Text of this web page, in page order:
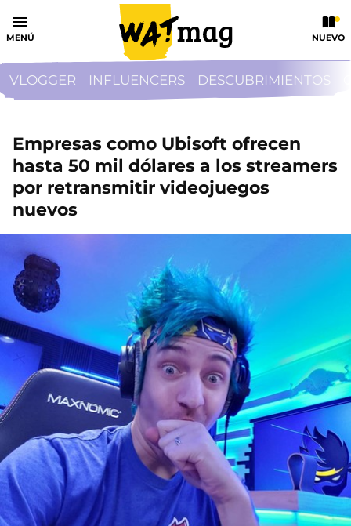
MENÚ NUEVO
VLOGGER INFLUENCERS DESCUBRIMIENTOS
Empresas como Ubisoft ofrecen
hasta 50 mil dólares a los streamers
por retransmitir videojuegos
nuevos